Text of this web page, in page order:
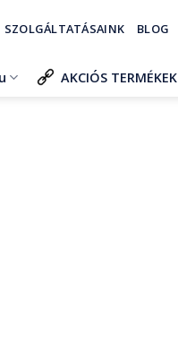
SZOLGÁLTATÁSAINK BLOG
AKCIÓS TERMÉKEK